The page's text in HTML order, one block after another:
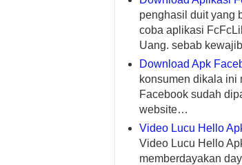
penghasil duit yang
coba aplikasi
Uang. sebab
Download Apk
konsumen dikala ini
Facebook sudah
website…
Video Lucu Hello
Video Lucu Hello
memberdayakan